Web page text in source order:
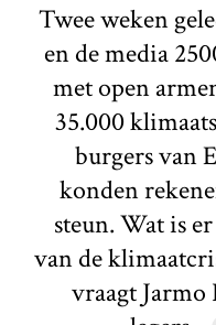
Twee weken
en de media
met open
35.000
burgers van
konden
steun. Wat is
van de
vraagt